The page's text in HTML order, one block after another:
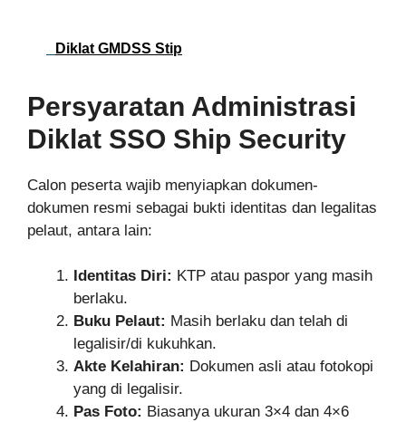
Diklat GMDSS Stip
Persyaratan Administrasi
Diklat SSO Ship Security
Calon peserta wajib menyiapkan dokumen-
dokumen resmi sebagai bukti identitas dan legalitas
pelaut, antara lain:
Identitas Diri: KTP atau paspor yang masih
berlaku.
Buku Pelaut: Masih berlaku dan telah di
legalisir/di kukuhkan.
Akte Kelahiran: Dokumen asli atau fotokopi
yang di legalisir.
Pas Foto: Biasanya ukuran 3×4 dan 4×6